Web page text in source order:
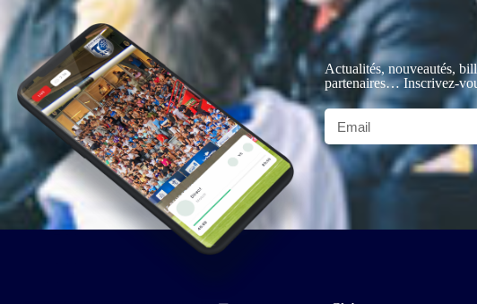
Actualités, nouveautés,
partenaires… Inscrivez-